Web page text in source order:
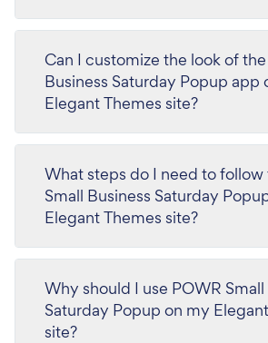
Can I customize the look of
Business Saturday Popup app
Elegant Themes site?
What steps do I need to follow
Small Business Saturday
Elegant Themes site?
Why should I use POWR Small
Saturday Popup on my
site?